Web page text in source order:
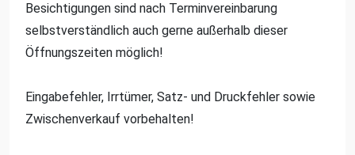
Besichtigungen sind nach Terminvereinbarung
selbstverständlich auch gerne außerhalb dieser
Öffnungszeiten möglich!
Eingabefehler, Irrtümer, Satz- und Druckfehler sowie
Zwischenverkauf vorbehalten!